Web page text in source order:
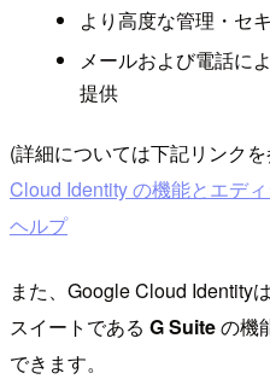
より高度な管理・セ
メールおよび電話に
提供
(詳細については下記リンク
Cloud Identity の機能とエデ
ヘルプ
また、Google Cloud Identity
スイートである G Suiteの機
できます。